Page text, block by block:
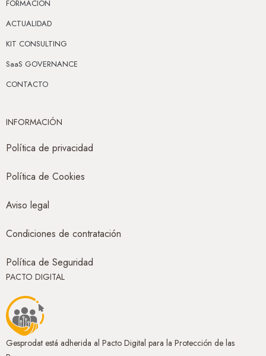
FORMACIÓN
ACTUALIDAD
KIT CONSULTING
SaaS GOVERNANCE
CONTACTO
INFORMACIÓN
Política de privacidad
Política de Cookies
Aviso legal
Condiciones de contratación
Política de Seguridad
PACTO DIGITAL
Gesprodat está adherida al Pacto Digital para la Protección de las